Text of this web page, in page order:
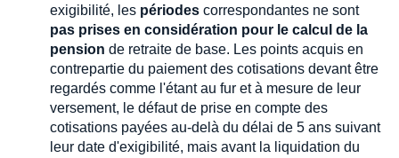
exigibilité, les périodes correspondantes ne sont
pas prises en considération pour le calcul de la
pension de retraite de base. Les points acquis en
contrepartie du paiement des cotisations devant être
regardés comme l'étant au fur et à mesure de leur
versement, le défaut de prise en compte des
cotisations payées au-delà du délai de 5 ans suivant
leur date d'exigibilité, mais avant la liquidation du